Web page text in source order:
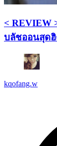
< REVIEW
บลัชออนสุดฮิ
kqofang.w